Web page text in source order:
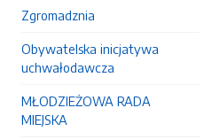
Zgromadznia
Obywatelska inicjatywa
uchwałodawcza
MŁODZIEŻOWA RADA
MIEJSKA